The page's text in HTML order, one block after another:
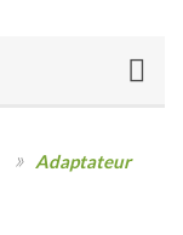
» Adaptateur